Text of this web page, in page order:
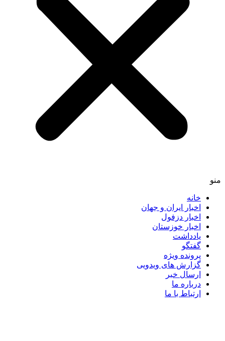
منو
خانه
اخبار ایران و جهان
اخبار دزفول
اخبار خوزستان
یادداشت
گفتگو
پرونده ویژه
گزارش های ویدویی
ارسال خبر
درباره ما
ارتباط با ما